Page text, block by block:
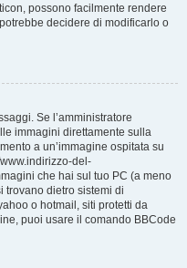
possono facilmente rendere
decidere di modificarlo o
Se l’amministratore
immagini direttamente sulla
a un’immagine ospitata su
del-
che hai sul tuo PC (a meno
trovano dietro sistemi di
o hotmail, siti protetti da
puoi usare il comando BBCode